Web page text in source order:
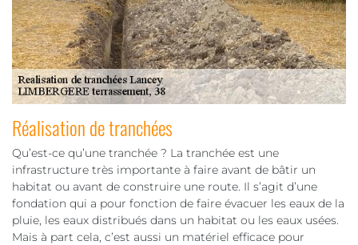
Réalisation de tranchées
Qu’est-ce qu’une tranchée ? La tranchée est une
infrastructure très importante à faire avant de bâtir un
habitat ou avant de construire une route. Il s’agit d’une
fondation qui a pour fonction de faire évacuer les eaux de la
pluie, les eaux distribués dans un habitat ou les eaux usées.
Mais à part cela, c’est aussi un matériel efficace pour